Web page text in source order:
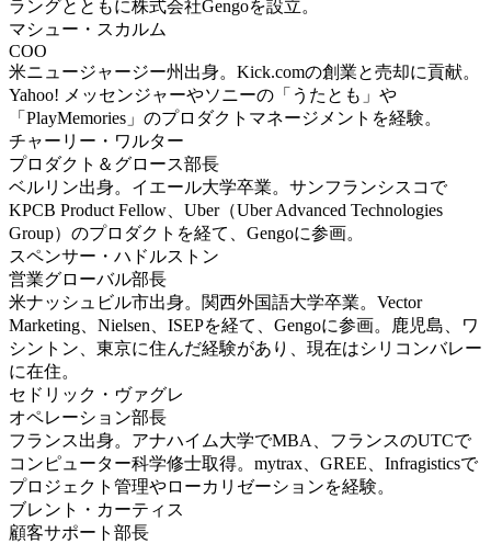
ラングとともに株式会社Gengoを設立。
マシュー・スカルム
COO
米ニュージャージー州出身。Kick.comの創業と売却に貢献。
Yahoo! メッセンジャーやソニーの「うたとも」や
「PlayMemories」のプロダクトマネージメントを経験。
チャーリー・ワルター
プロダクト＆グロース部長
ベルリン出身。イエール大学卒業。サンフランシスコで
KPCB Product Fellow、Uber（Uber Advanced Technologies
Group）のプロダクトを経て、Gengoに参画。
スペンサー・ハドルストン
営業グローバル部長
米ナッシュビル市出身。関西外国語大学卒業。Vector
Marketing、Nielsen、ISEPを経て、Gengoに参画。鹿児島、ワ
シントン、東京に住んだ経験があり、現在はシリコンバレー
に在住。
セドリック・ヴァグレ
オペレーション部長
フランス出身。アナハイム大学でMBA、フランスのUTCで
コンピューター科学修士取得。mytrax、GREE、Infragisticsで
プロジェクト管理やローカリゼーションを経験。
ブレント・カーティス
顧客サポート部長